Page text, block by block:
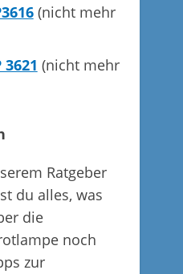
(nicht mehr
(nicht mehr
Ratgeber
du alles, was
die
noch
zur